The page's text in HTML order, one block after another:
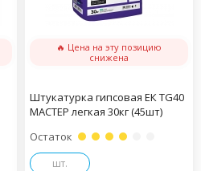
🔥 Цена на эту позицию
снижена
Штукатурка гипсовая ЕК TG40
МАСТЕР легкая 30кг (45шт)
Остаток
шт.